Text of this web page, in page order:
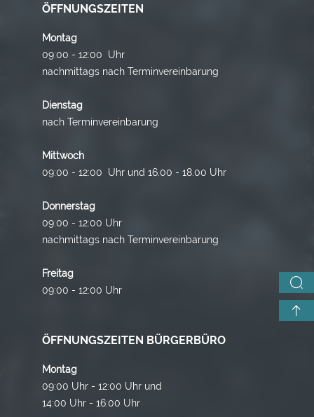
ÖFFNUNGSZEITEN
Montag
09:00 - 12:00 Uhr
nachmittags nach Terminvereinbarung
Dienstag
nach Terminvereinbarung
Mittwoch
09:00 - 12:00 Uhr und 16.00 - 18.00 Uhr
Donnerstag
09:00 - 12:00 Uhr
nachmittags nach Terminvereinbarung
Freitag
09:00 - 12:00 Uhr
ÖFFNUNGSZEITEN BÜRGERBÜRO
Montag
09:00 Uhr - 12:00 Uhr und
14:00 Uhr - 16:00 Uhr